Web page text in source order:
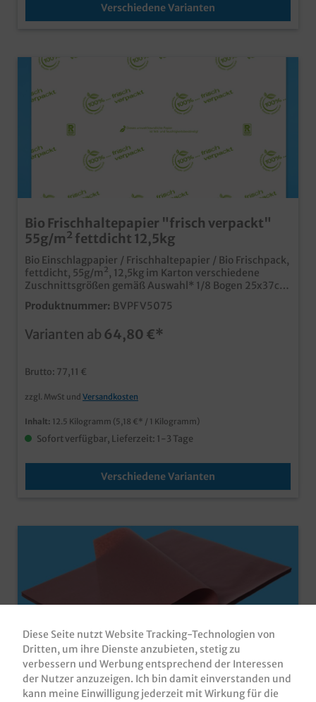
Verschiedene Varianten
Bio Frischhaltepapier "frisch verpackt"
55g/m² fettdicht 12,5kg
Bio Einschlagpapier / Frischhaltepapier / Bio Frischpack,
fettdicht, 55g/m², 12,5kg im Karton verschiedene
Zuschnittsgrößen gemäß Auswahl* 1/8 Bogen 25x37cm
ca. 3000 Blatt / *1/4 Bogen 37x50cm ca. 1500 Blatt /
*1/2 Bogen 50x75cm ca. 740 Blatt die nachhaltige
Kunststofflage biologisch abbaubares Greaseproof
modernem Neutralmotiv "frisch verpackt" im
bedruckbar, fragen Sie einfach unseren Kundenservice
Produktnummer: BVPFV5075
Varianten ab 64,80 €*
Brutto: 77,11 €
zzgl. MwSt und Versandkosten
Inhalt: 12.5 Kilogramm (5,18 €* / 1 Kilogramm)
Sofort verfügbar, Lieferzeit: 1-3 Tage
Verschiedene Varianten
Einschlagpapier rosa 50g/m²
Diese Seite nutzt Website Tracking-Technologien von
Dritten, um ihre Dienste anzubieten, stetig zu
verbessern und Werbung entsprechend der Interessen
der Nutzer anzuzeigen. Ich bin damit einverstanden und
kann meine Einwilligung jederzeit mit Wirkung für die